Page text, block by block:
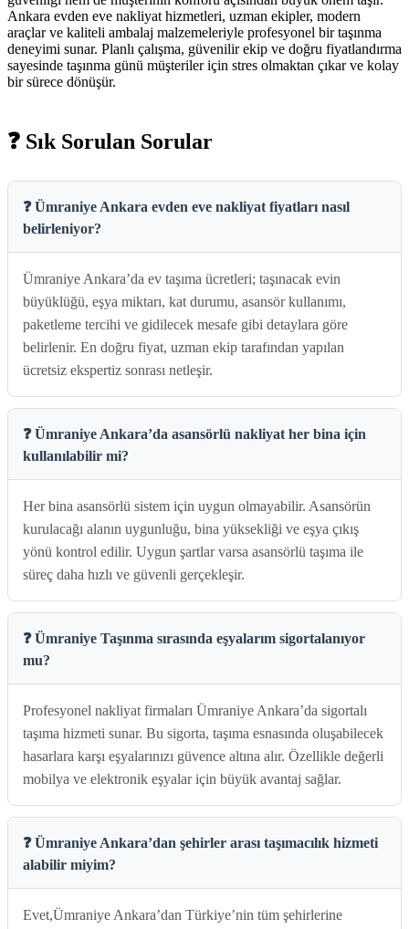
Ankara evden eve nakliyat hizmetleri, uzman ekipler, modern
araçlar ve kaliteli ambalaj malzemeleriyle profesyonel bir taşınma
deneyimi sunar. Planlı çalışma, güvenilir ekip ve doğru fiyatlandırma
sayesinde taşınma günü müşteriler için stres olmaktan çıkar ve kolay
bir sürece dönüşür.
❓ Sık Sorulan Sorular
❓ Ümraniye Ankara evden eve nakliyat fiyatları nasıl
belirleniyor?
Ümraniye Ankara’da ev taşıma ücretleri; taşınacak evin
büyüklüğü, eşya miktarı, kat durumu, asansör kullanımı,
paketleme tercihi ve gidilecek mesafe gibi detaylara göre
belirlenir. En doğru fiyat, uzman ekip tarafından yapılan
ücretsiz ekspertiz sonrası netleşir.
❓ Ümraniye Ankara’da asansörlü nakliyat her bina için
kullanılabilir mi?
Her bina asansörlü sistem için uygun olmayabilir. Asansörün
kurulacağı alanın uygunluğu, bina yüksekliği ve eşya çıkış
yönü kontrol edilir. Uygun şartlar varsa asansörlü taşıma ile
süreç daha hızlı ve güvenli gerçekleşir.
❓ Ümraniye Taşınma sırasında eşyalarım sigortalanıyor
mu?
Profesyonel nakliyat firmaları Ümraniye Ankara’da sigortalı
taşıma hizmeti sunar. Bu sigorta, taşıma esnasında oluşabilecek
hasarlara karşı eşyalarınızı güvence altına alır. Özellikle değerli
mobilya ve elektronik eşyalar için büyük avantaj sağlar.
❓ Ümraniye Ankara’dan şehirler arası taşımacılık hizmeti
alabilir miyim?
Evet,Ümraniye Ankara’dan Türkiye’nin tüm şehirlerine